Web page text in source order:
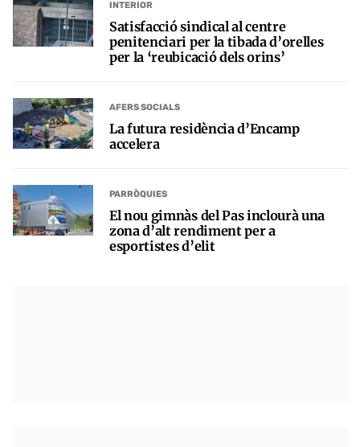
INTERIOR
Satisfacció sindical al centre
penitenciari per la tibada d’orelles
per la ‘reubicació dels orins’
AFERS SOCIALS
La futura residència d’Encamp
accelera
PARRÒQUIES
El nou gimnàs del Pas inclourà una
zona d’alt rendiment per a
esportistes d’elit